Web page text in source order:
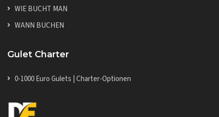
WIE BUCHT MAN
WANN BUCHEN
Gulet Charter
0-1000 Euro Gulets | Charter-Optionen